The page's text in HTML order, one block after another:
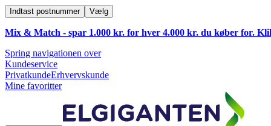
Indtast postnummer Vælg
Mix & Match - spar 1.000 kr. for hver 4.000 kr. du køber for.
Spring navigationen over
Kundeservice
PrivatkundeErhvervskunde
Mine favoritter